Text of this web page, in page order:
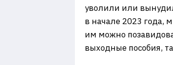
уволили или
в начале 2023 года,
им можно
выходные пособия,